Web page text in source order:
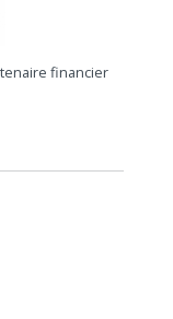
financier